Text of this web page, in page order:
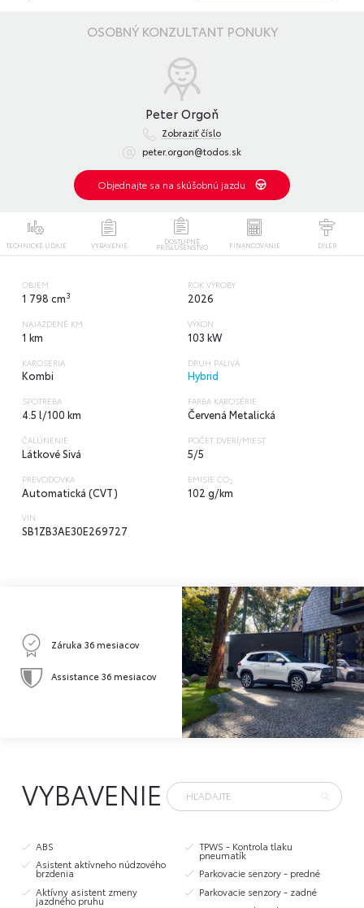
OSOBNÝ KONZULTANT PONUKY
Peter Orgoň
Zobraziť číslo
peter.orgon@todos.sk
Objednajte sa na skúšobnú jazdu
TECHNICKÉ ÚDAJE VYBAVENIE DOSTUPNÉ
PRÍSLUŠENSTVO FINANCOVANIE DÍLER
OBJEM
1 798 cm3
ROK VÝROBY
2026
NAJAZDENÉ KM
1 km
VÝKON
103 kW
KAROSÉRIA
Kombi
DRUH PALIVA
Hybrid
SPOTREBA
4.5 l/100 km
FARBA KAROSÉRIE
Červená Metalická
ČALÚNENIE
Látkové Sivá
POČET DVERÍ/MIEST
5/5
PREVODOVKA
Automatická (CVT)
EMISIE CO2
102 g/km
VIN
SB1ZB3AE30E269727
Záruka 36 mesiacov
Assistance 36 mesiacov
VYBAVENIE
ABS
Asistent aktívneho núdzového
brzdenia
Aktívny asistent zmeny
jazdného pruhu
TPWS - Kontrola tlaku
pneumatík
Parkovacie senzory - predné
Parkovacie senzory - zadné